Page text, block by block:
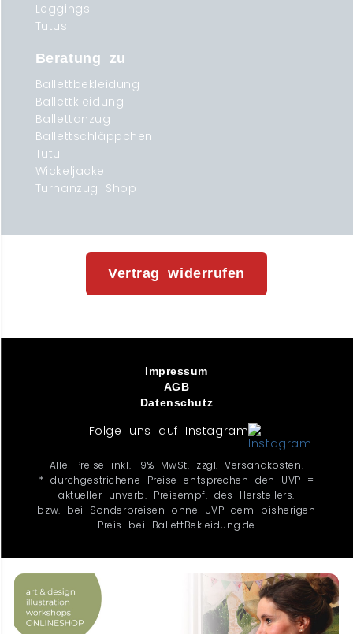
Leggings
Tutus
Beratung zu
Ballettbekleidung
Ballettkleidung
Ballettanzug
Ballettschläppchen
Tutu
Wickeljacke
Turnanzug Shop
Vertrag widerrufen
Impressum
AGB
Datenschutz
Folge uns auf Instagram
Alle Preise inkl. 19% MwSt. zzgl. Versandkosten.
* durchgestrichene Preise entsprechen den UVP =
aktueller unverb. Preisempf. des Herstellers.
bzw. bei Sonderpreisen ohne UVP dem bisherigen
Preis bei BallettBekleidung.de